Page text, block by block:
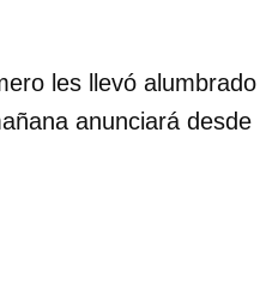
les llevó alumbrado
anunciará desde